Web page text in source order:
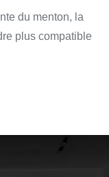
du menton, la
plus compatible